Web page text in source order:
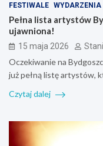
FESTIWALE WYDARZENIA
Pełna lista artystów
ujawniona!
15 maja 2026
Oczekiwanie na
już pełną listę artystów,
Czytaj dalej